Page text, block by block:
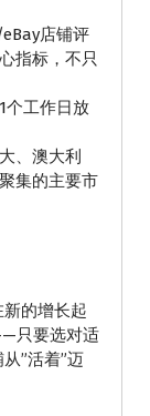
店铺评
指标，不只
个工作日放
、澳大利
集的主要市
的增长起
只要选对适
”活着”迈